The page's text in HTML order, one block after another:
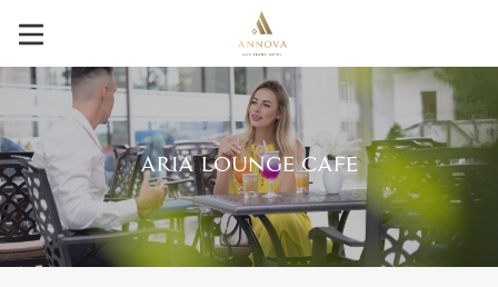
ARIA LOUNGE CAFE